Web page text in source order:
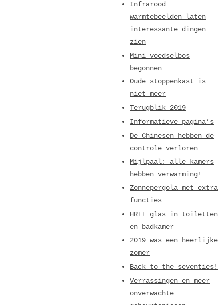
Infrarood
warmtebeelden laten
interessante dingen
zien
Mini voedselbos
begonnen
Oude stoppenkast is
niet meer
Terugblik 2019
Informatieve pagina’s
De Chinesen hebben de
controle verloren
Mijlpaal: alle kamers
hebben verwarming!
Zonnepergola met extra
functies
HR++ glas in toiletten
en badkamer
2019 was een heerlijke
zomer
Back to the seventies!
Verrassingen en meer
onverwachte